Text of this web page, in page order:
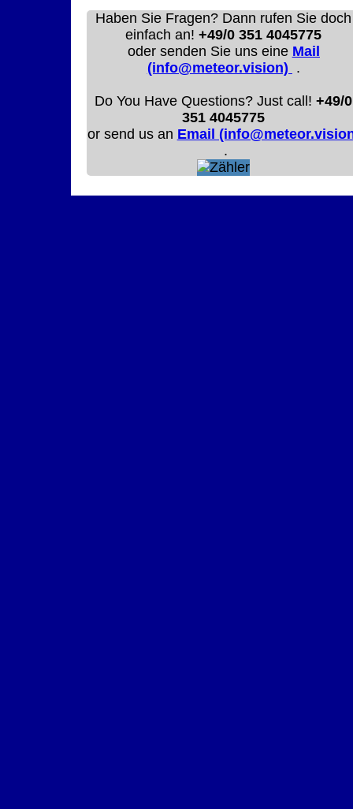
Haben Sie Fragen? Dann rufen Sie doch
einfach an!+49/0 351 4045775
oder senden Sie uns eine Mail
(info@meteor.vision) .
Do You Have Questions? Just call!+49/0
351 4045775
or send us an Email
.